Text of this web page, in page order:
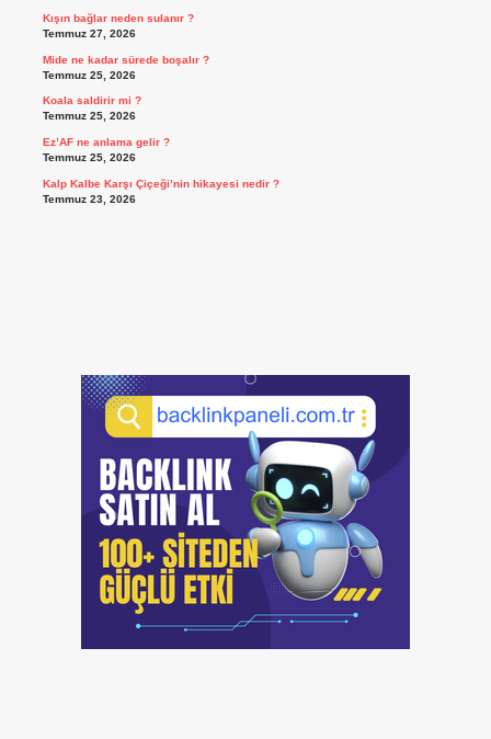
Kışın bağlar neden sulanır ?
Temmuz 27, 2026
Mide ne kadar sürede boşalır ?
Temmuz 25, 2026
Koala saldirir mi ?
Temmuz 25, 2026
Ez’AF ne anlama gelir ?
Temmuz 25, 2026
Kalp Kalbe Karşı Çiçeği’nin hikayesi nedir ?
Temmuz 23, 2026